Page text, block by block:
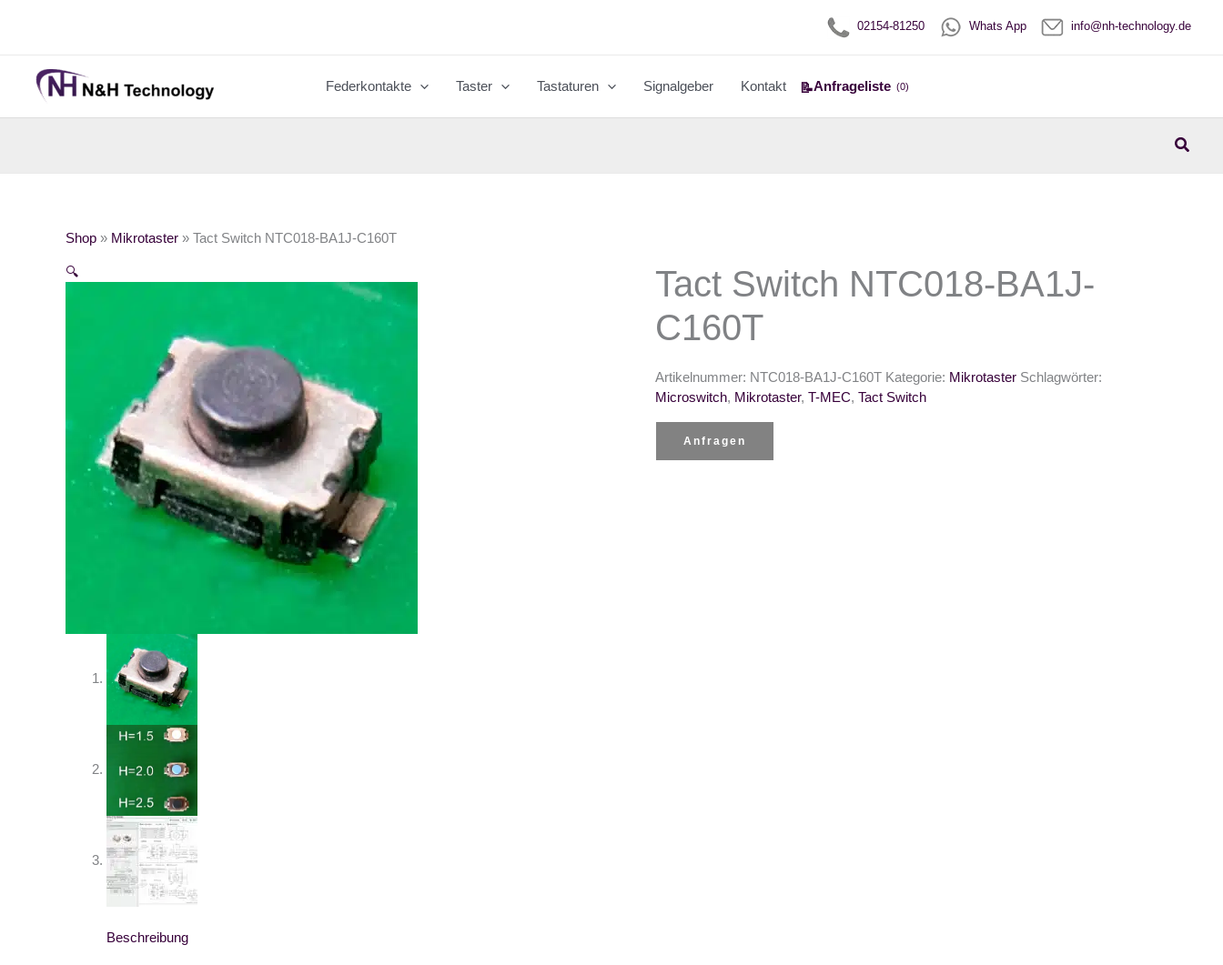
02154-81250 Whats App info@nh-technology.de
Federkontakte Taster Tastaturen Signalgeber Kontakt 📝Anfrageliste (0)
Shop » Mikrotaster » Tact Switch NTC018-BA1J-C160T
🔍
Tact Switch NTC018-BA1J-
C160T
Artikelnummer: NTC018-BA1J-C160T Kategorie: Mikrotaster Schlagwörter:
Microswitch, Mikrotaster, T-MEC, Tact Switch
Anfragen
Beschreibung